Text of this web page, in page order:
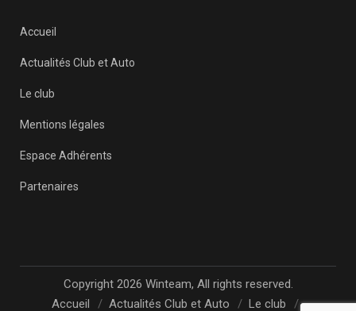
Accueil
Actualités Club et Auto
Le club
Mentions légales
Espace Adhérents
Partenaires
Copyright 2026 Winteam, All rights reserved.
Accueil
Actualités Club et Auto Le club